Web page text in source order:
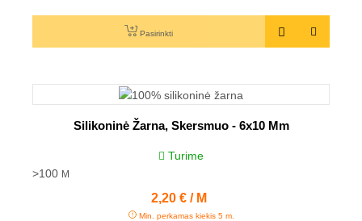
Pasirinkti
Silikoninė Žarna, Skersmuo - 6x10 Mm
Turime
>100 M
Kaina
2,20 € / M
Min. perkamas kiekis 5 m.